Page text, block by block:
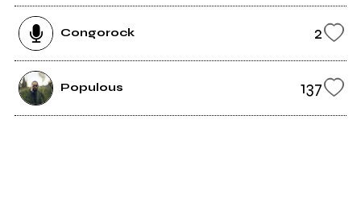
Congorock 2
Populous 137